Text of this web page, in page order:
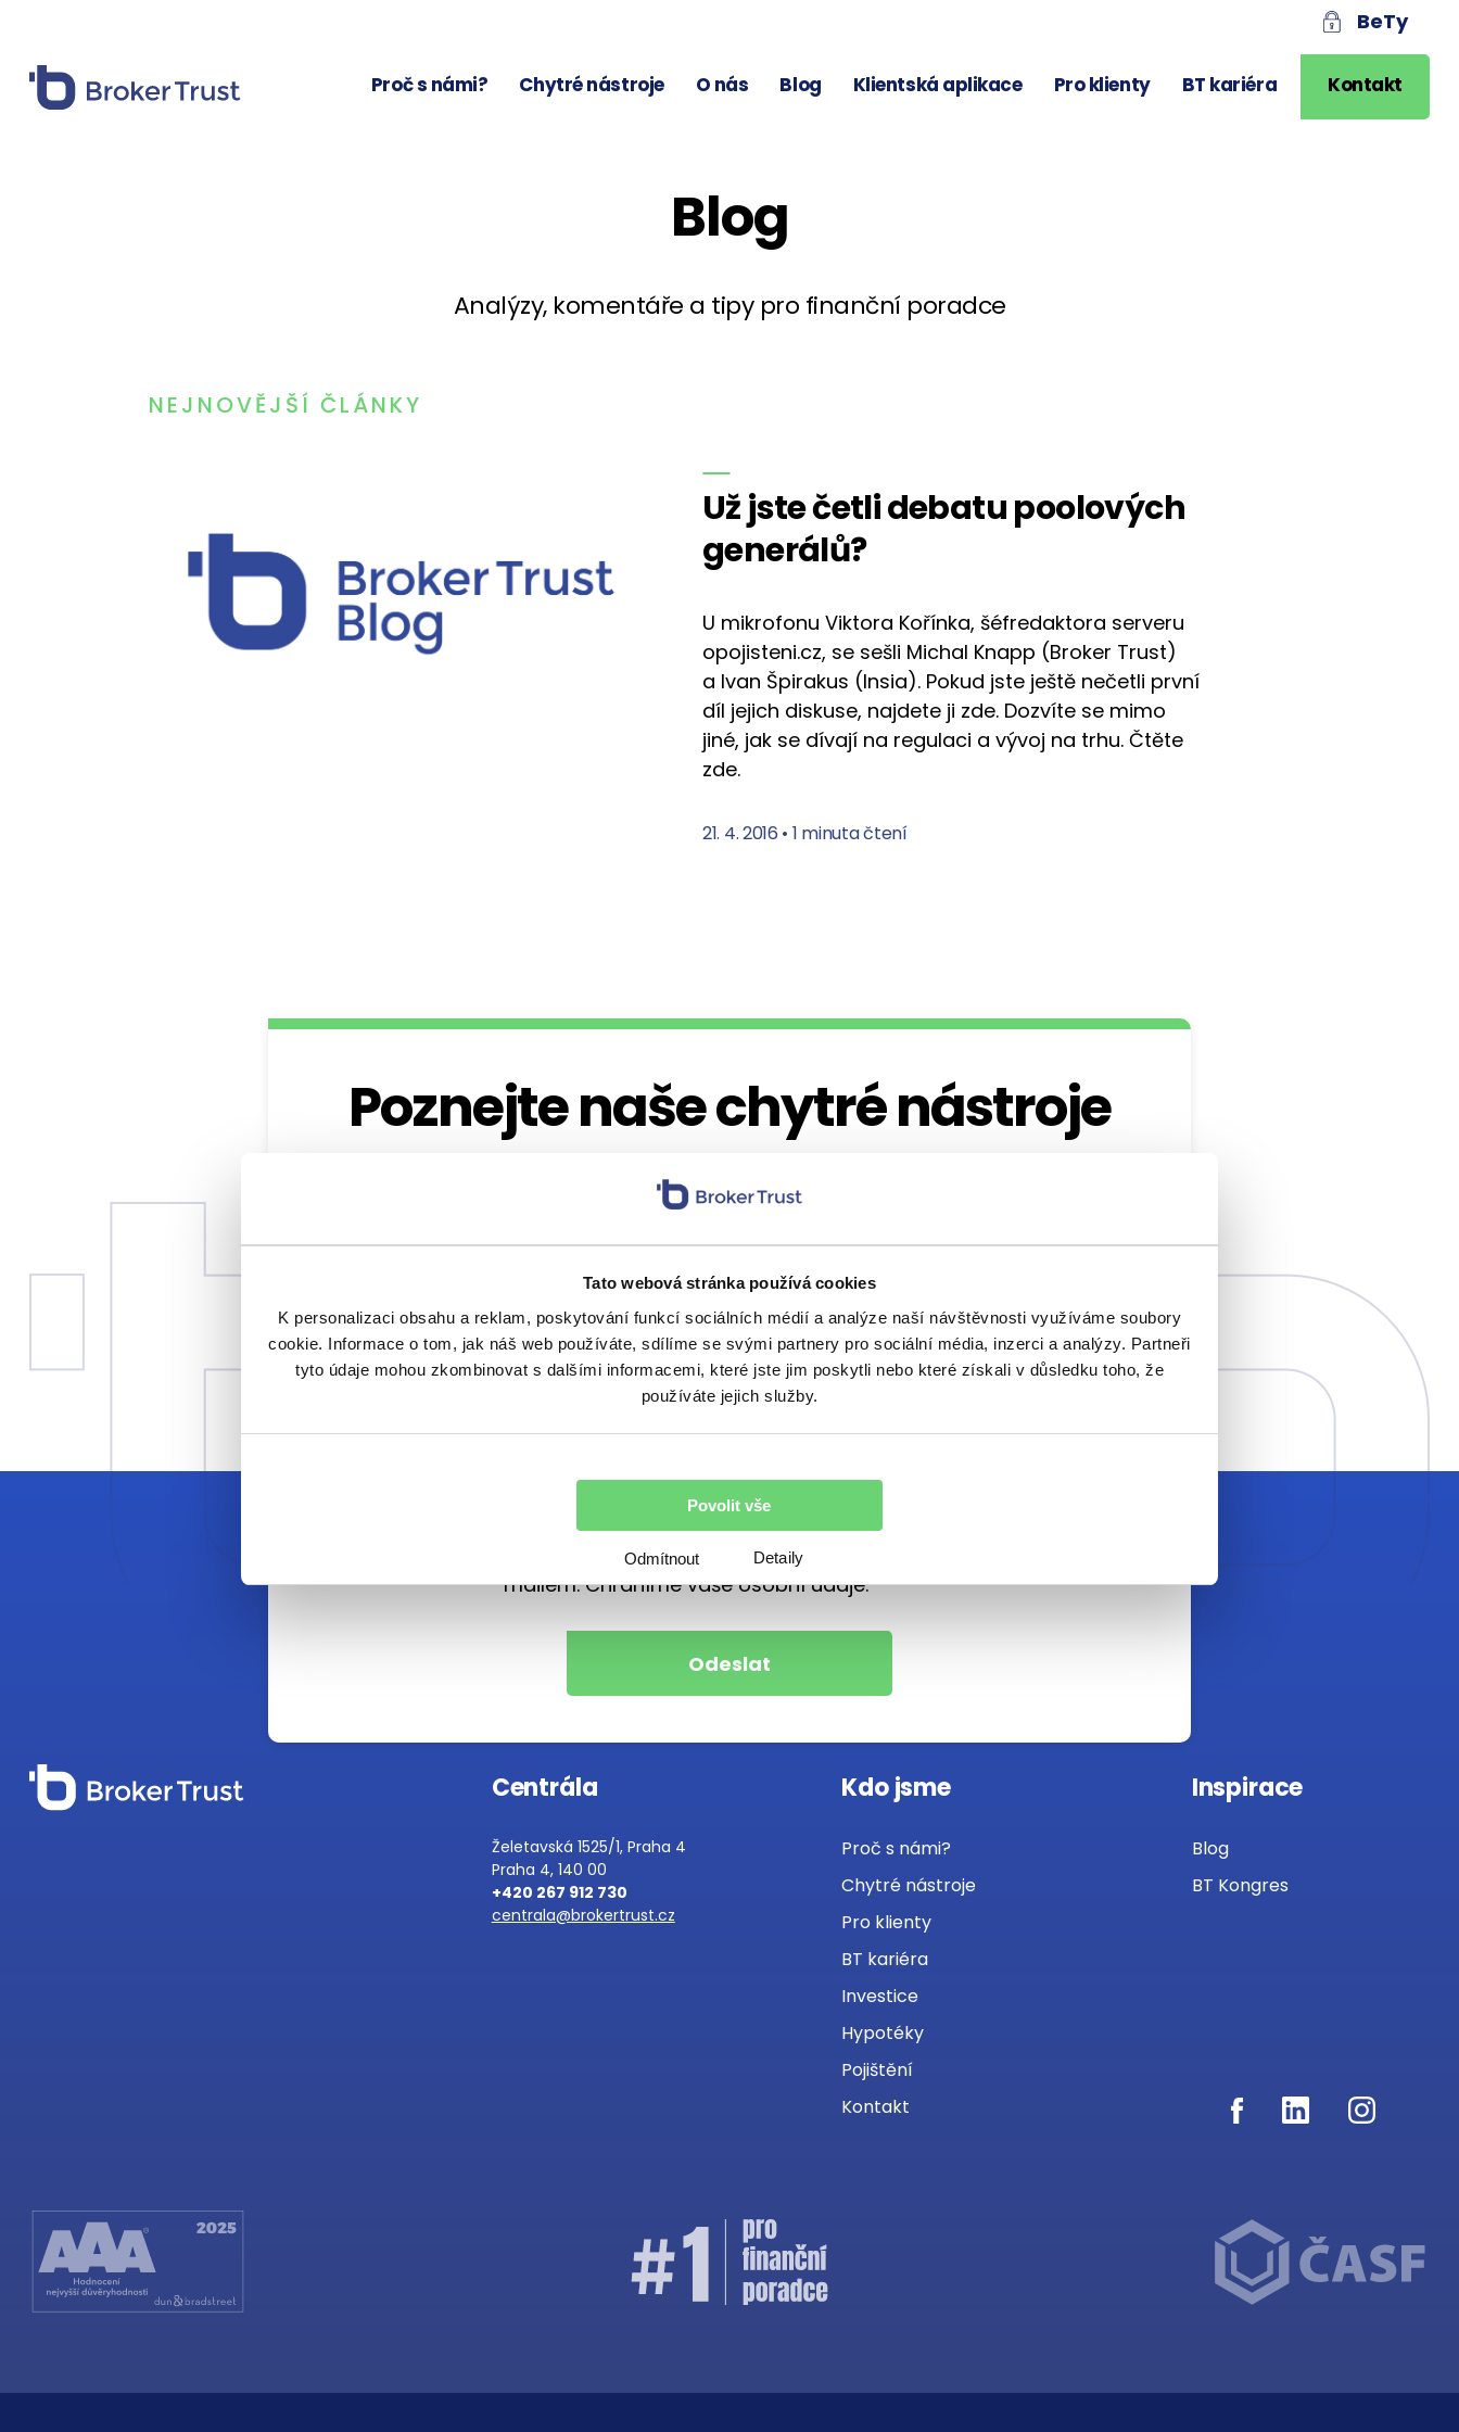
Detaily
Tato webová stránka používá cookies
K personalizaci obsahu a reklam, poskytování funkcí sociálních médií a analýze naší návštěvnosti využíváme soubory
cookie. Informace o tom, jak náš web používáte, sdílíme se svými partnery pro sociální média, inzerci a analýzy. Partneři
tyto údaje mohou zkombinovat s dalšími informacemi, které jste jim poskytli nebo které získali v důsledku toho, že
používáte jejich služby.
Odmítnout
Povolit vše
Proč s námi? Chytré nástroje O nás Blog Klientská aplikace Pro klienty BT kariéra Kontakt
BeTy
Blog
Analýzy, komentáře a tipy pro finanční poradce
NEJNOVĚJŠÍ ČLÁNKY
Už jste četli debatu poolových
generálů?
U mikrofonu Viktora Kořínka, šéfredaktora serveru
opojisteni.cz, se sešli Michal Knapp (Broker Trust)
a Ivan Špirakus (Insia). Pokud jste ještě nečetli první
díl jejich diskuse, najdete ji zde. Dozvíte se mimo
jiné, jak se dívají na regulaci a vývoj na trhu. Čtěte
zde.
21. 4. 2016 • 1 minuta čtení
Poznejte naše chytré nástroje
Rádi vás pozveme na kávu
Jsem finanční poradce
Chci každý pátek vzpruhu z finančního světa e-
mailem. Chráníme vaše osobní údaje.
Centrála
Želetavská 1525/1, Praha 4
Praha 4, 140 00
+420 267 912 730
centrala@brokertrust.cz
Kdo jsme
Proč s námi?
Chytré nástroje
Pro klienty
BT kariéra
Investice
Hypotéky
Pojištění
Kontakt
Inspirace
Blog
BT Kongres